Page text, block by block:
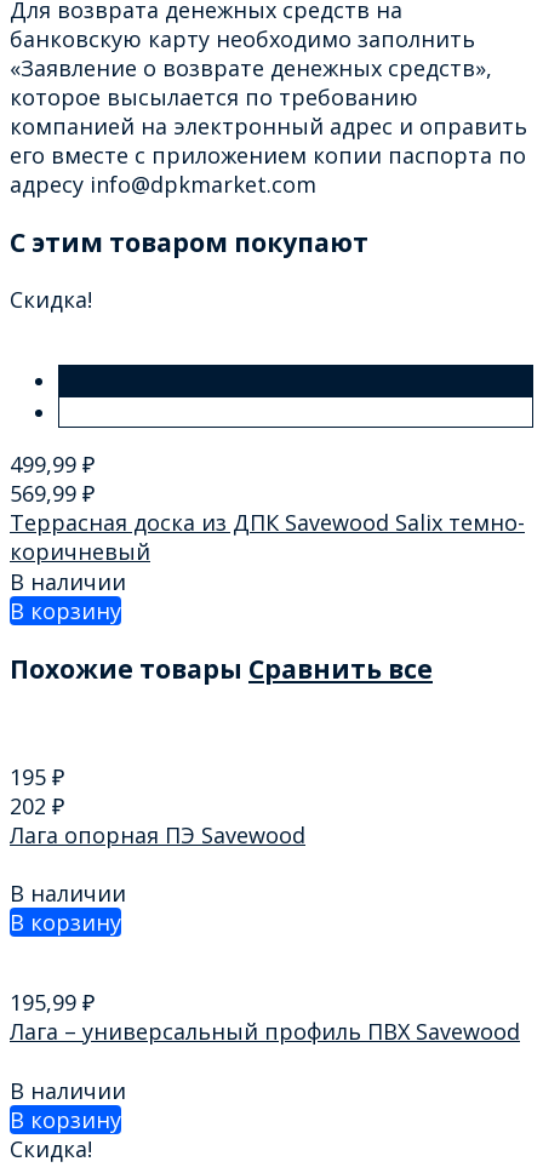
Для возврата денежных средств на
банковскую карту необходимо заполнить
«Заявление о возврате денежных средств»,
которое высылается по требованию
компанией на электронный адрес и оправить
его вместе с приложением копии паспорта по
адресу info@dpkmarket.com
C этим товаром покупают
Скидка!
499,99 ₽
569,99 ₽
Террасная доска из ДПК Savewood Salix темно-
коричневый
В наличии
В корзину
Похожие товары Сравнить все
195 ₽
202 ₽
Лага опорная ПЭ Savewood
В наличии
В корзину
195,99 ₽
Лага – универсальный профиль ПВХ Savewood
В наличии
В корзину
Скидка!